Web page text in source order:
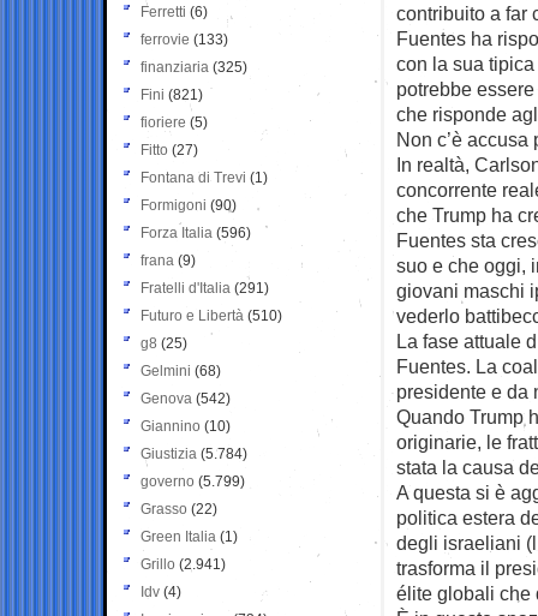
contribuito a far
Fuentes ha
con la sua
potrebbe
che risponde
Non c’è
In realtà,
concorrente
che Trump ha
Fuentes sta
suo e che oggi,
giovani maschi
vederlo
La fase attuale
Fuentes. La
presidente e da
Quando Trump
originarie, le
stata la causa
A questa si è
politica estera
degli israeliani
trasforma il
élite globali che
Ferretti (6)
ferrovie (133)
finanziaria (325)
Fini (821)
fioriere (5)
Fitto (27)
Fontana di Trevi (1)
Formigoni (90)
Forza Italia (596)
frana (9)
Fratelli d'Italia (291)
Futuro e Libertà (510)
g8 (25)
Gelmini (68)
Genova (542)
Giannino (10)
Giustizia (5.784)
governo (5.799)
Grasso (22)
Green Italia (1)
Grillo (2.941)
Idv (4)